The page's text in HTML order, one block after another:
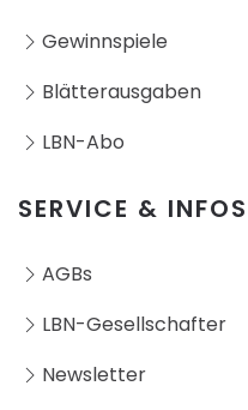
Gewinnspiele
Blätterausgaben
LBN-Abo
SERVICE & INFOS
AGBs
LBN-Gesellschafter
Newsletter